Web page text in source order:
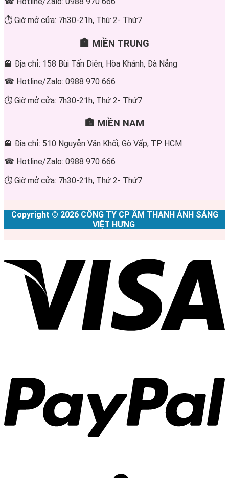
⏱ Giờ mở cửa: 7h30-21h, Thứ 2- Thứ7
🏣 MIỀN TRUNG
🏤 Địa chỉ: 158 Bùi Tấn Diên, Hòa Khánh, Đà Nẵng
☎ Hotline/Zalo: 0988 970 666
⏱ Giờ mở cửa: 7h30-21h, Thứ 2- Thứ7
🏣 MIỀN NAM
🏤 Địa chỉ: 510 Nguyễn Văn Khối, Gò Vấp, TP HCM
☎ Hotline/Zalo: 0988 970 666
⏱ Giờ mở cửa: 7h30-21h, Thứ 2- Thứ7
Copyright © 2026 CÔNG TY CP ÂM THANH ÁNH SÁNG
VIỆT HƯNG